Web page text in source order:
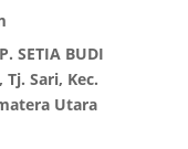
SETIA BUDI
Tj. Sari, Kec.
Utara